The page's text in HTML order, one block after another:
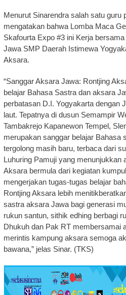
Menurut Sinarendra salah satu guru
mengatakan bahwa Lomba Maca
Skafourta Expo #3 ini Kerja
Jawa SMP Daerah Istimewa
Aksara.
“Sanggar Aksara Jawa: Rontjing
belajar Bahasa Sastra dan aksara
perbatasan D.I. Yogyakarta dengan
laut. Tepatnya di dusun Semampir
Tambakrejo Kapanewon Tempel,
merupakan sanggar belajar Bahasa
tergolong masih baru, terbaca dari
Luhuring Pamuji yang menunjukkan
Aksara bermula dari kegiatan
mengerjakan tugas-tugas belajar
Rontjing Aksara lebih
sastra aksara Jawa bagi generasi
rukun santun, sithik edhing berbagi
Dhukuh dan Pak RT membersamai
merintis kampung aksara semoga
bawana,” jelas Sinar. (TKS)